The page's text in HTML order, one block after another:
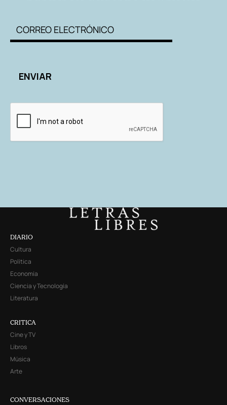
DIARIO
Cultura
Política
Economía
Ciencia y Tecnología
Literatura
CRITICA
Cine y TV
Libros
Música
Arte
CONVERSACIONES